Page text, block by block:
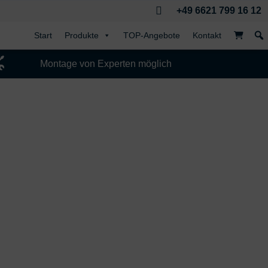
 +49 6621 799 16 12
Start Produkte TOP-Angebote Kontakt
Montage von Experten möglich